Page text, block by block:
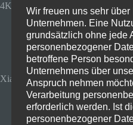
4K-Fernseher so günstig wie noch
22. Januar 2025 Angebot
Xiaomi F2 Smart Fire TV, 43'' 4K
Wir freuen uns sehr
Unternehmen. Eine
grundsätzlich ohne jede
personenbezogener
betroffene Person
Unternehmens über
Anspruch nehmen
Verarbeitung
erforderlich werden. Ist
personenbezogener